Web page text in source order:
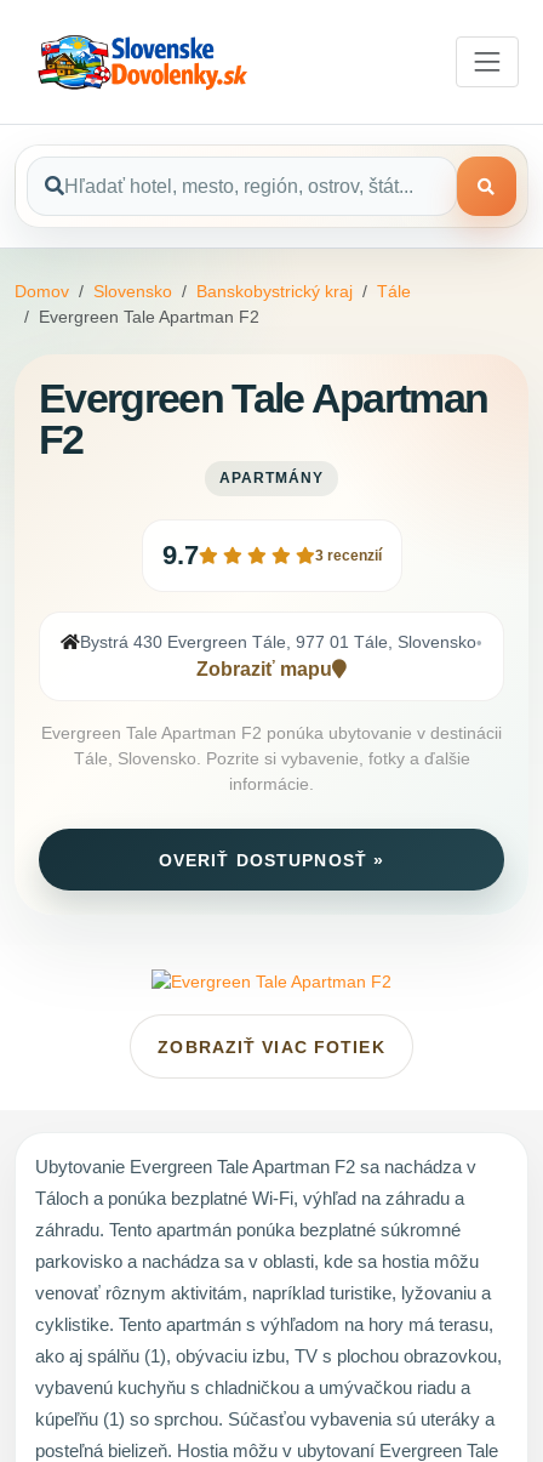
Domov Slovensko Banskobystrický kraj
Tále
Evergreen Tale Apartman F2
Evergreen Tale Apartman
F2
APARTMÁNY
9.7 3 recenzií
Bystrá 430 Evergreen Tále, 977 01 Tále, Slovensko•
Zobraziť mapu
Evergreen Tale Apartman F2 ponúka ubytovanie v destinácii
Tále, Slovensko. Pozrite si vybavenie, fotky a ďalšie
informácie.
OVERIŤ DOSTUPNOSŤ »
ZOBRAZIŤ VIAC FOTIEK
Ubytovanie Evergreen Tale Apartman F2 sa nachádza v
Táloch a ponúka bezplatné Wi-Fi, výhľad na záhradu a
záhradu. Tento apartmán ponúka bezplatné súkromné
parkovisko a nachádza sa v oblasti, kde sa hostia môžu
venovať rôznym aktivitám, napríklad turistike, lyžovaniu a
cyklistike. Tento apartmán s výhľadom na hory má terasu,
ako aj spálňu (1), obývaciu izbu, TV s plochou obrazovkou,
vybavenú kuchyňu s chladničkou a umývačkou riadu a
kúpeľňu (1) so sprchou. Súčasťou vybavenia sú uteráky a
posteľná bielizeň. Hostia môžu v ubytovaní Evergreen Tale